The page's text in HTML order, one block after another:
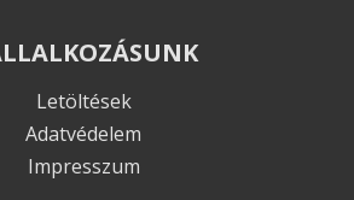
Letöltések
Adatvédelem
Impresszum